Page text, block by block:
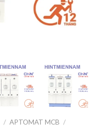
/ APTOMAT MCB /